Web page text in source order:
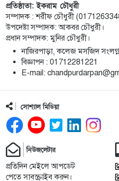
চাঁদপুরে জাতীয় বিজ্ঞান ও
লক্ষে প্রস্তুতিমূলক সভা
১০
বাংলা নববর্ষ আমাদের
প্রাণের উৎসব : চাঁদপুর
১১
চাঁদপুর শহরের হাসান
ও উন্নয়নে ৩৫ লাখ
১২
মতলব উত্তরে প্রেমিকের
১৩
চীন সফরের জন্য
সাবেক এমপি রাশেদা
১৪
প্রতিষ্ঠাতা: ইকরাম চৌধুরী
সম্পাদক : শরীফ চৌধুরী
উপদেষ্টা সম্পাদক: আকবর চৌধুরী।
প্রধান সম্পাদক: মুনির চৌধুরী।
নাজিরপাড়া, কলেজ মসজিদ
‎বিজ্ঞাপন : 01712281221
‎E-mail:
সোশ্যাল মিডিয়া
নিউজলেটার
প্রতিদিন মেইলে আপডেট
পেতে সাবস্ক্রাইব করুন।